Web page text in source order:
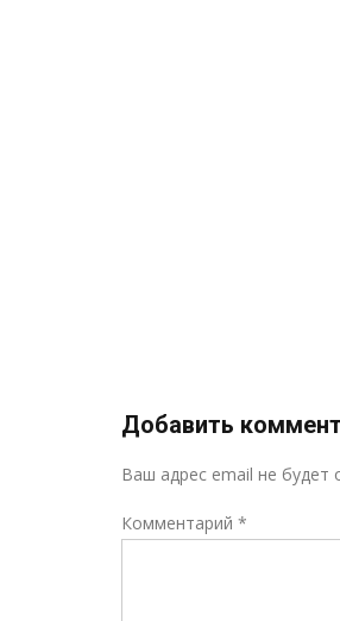
Добавить
Ваш адрес email не будет
Комментарий *